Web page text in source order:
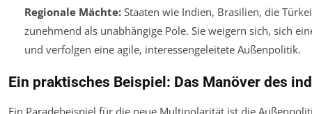
Regionale Mächte:Staaten wie Indien, Brasilien, die
zunehmend als unabhängige Pole. Sie weigern sich, sich
und verfolgen eine agile, interessengeleitete Außenpolitik.
Ein praktisches Beispiel: Das Manöver des
Ein Paradebeispiel für die neue Multipolarität ist die